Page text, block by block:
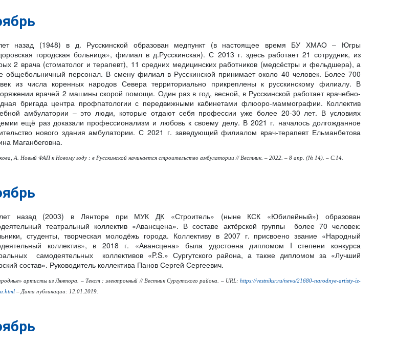
назад (1948) в д. Русскинской образован медпункт (в настоящее время БУ ХМАО – Югры
городская больница», филиал в д.Русскинская). С 2013 г. здесь работает 21 сотрудник, из
2 врача (стоматолог и терапевт), 11 средних медицинских работников (медсёстры и фельдшера), а
общебольничный персонал. В смену филиал в Русскинской принимает около 40 человек. Более 700
из числа коренных народов Севера территориально прикреплены к русскинскому филиалу. В
врачей 2 машины скорой помощи. Один раз в год, весной, в Русскинской работает врачебно-
бригада центра профпатологии с передвижными кабинетами флюоро-маммографии. Коллектив
амбулатории – это люди, которые отдают себя профессии уже более 20-30 лет. В условиях
ещё раз доказали профессионализм и любовь к своему делу. В 2021 г. началось долгожданное
нового здания амбулатории. С 2021 г. заведующий филиалом врач-терапевт Ельманбетова
Маганбеговна.
А. Новый ФАП к Новому году : в Русскинской начинается строительство амбулатории // Вестник. – 2022. – 8 апр. (№ 14). – С.14.
назад (2003) в Лянторе при МУК ДК «Строитель» (ныне КСК «Юбилейный») образован
театральный коллектив «Авансцена». В составе актёрской группы более 70 человек:
студенты, творческая молодёжь города. Коллективу в 2007 г. присвоено звание «Народный
коллектив», в 2018 г. «Авансцена» была удостоена дипломом I степени конкурса
самодеятельных коллективов «P.S.» Сургутского района, а также дипломом за «Лучший
состав». Руководитель коллектива Панов Сергей Сергеевич.
артисты из Лянтора. – Текст : электронный // Вестник Сургутского района. – URL:https://vestniksr.ru/news/21680-narodnye-artisty-iz-
– Дата публикации: 12.01.2019.